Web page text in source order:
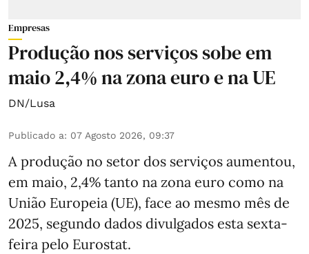
Empresas
Produção nos serviços sobe em
maio 2,4% na zona euro e na UE
DN/Lusa
Publicado a: 07 Agosto 2026, 09:37
A produção no setor dos serviços aumentou,
em maio, 2,4% tanto na zona euro como na
União Europeia (UE), face ao mesmo mês de
2025, segundo dados divulgados esta sexta-
feira pelo Eurostat.